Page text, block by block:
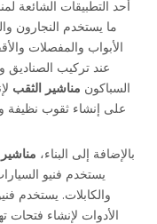
أحد التطبيقات الشائعة
ما يستخدم النجارون
الأبواب والمفصلات
عند تركيب الصناديق
السباكون مناشير الثقب
على إنشاء ثقوب نظيفة
بالإضافة إلى البناء،
يستخدم فنيو
الأدوات لإنشاء فتحات